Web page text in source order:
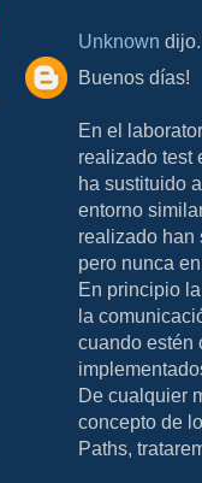
Unknown
Buenos días!
En el
realizado test
ha sustituido
entorno
realizado han
pero nunca
En principio
la
cuando estén
De cualquier
concepto de
Paths,